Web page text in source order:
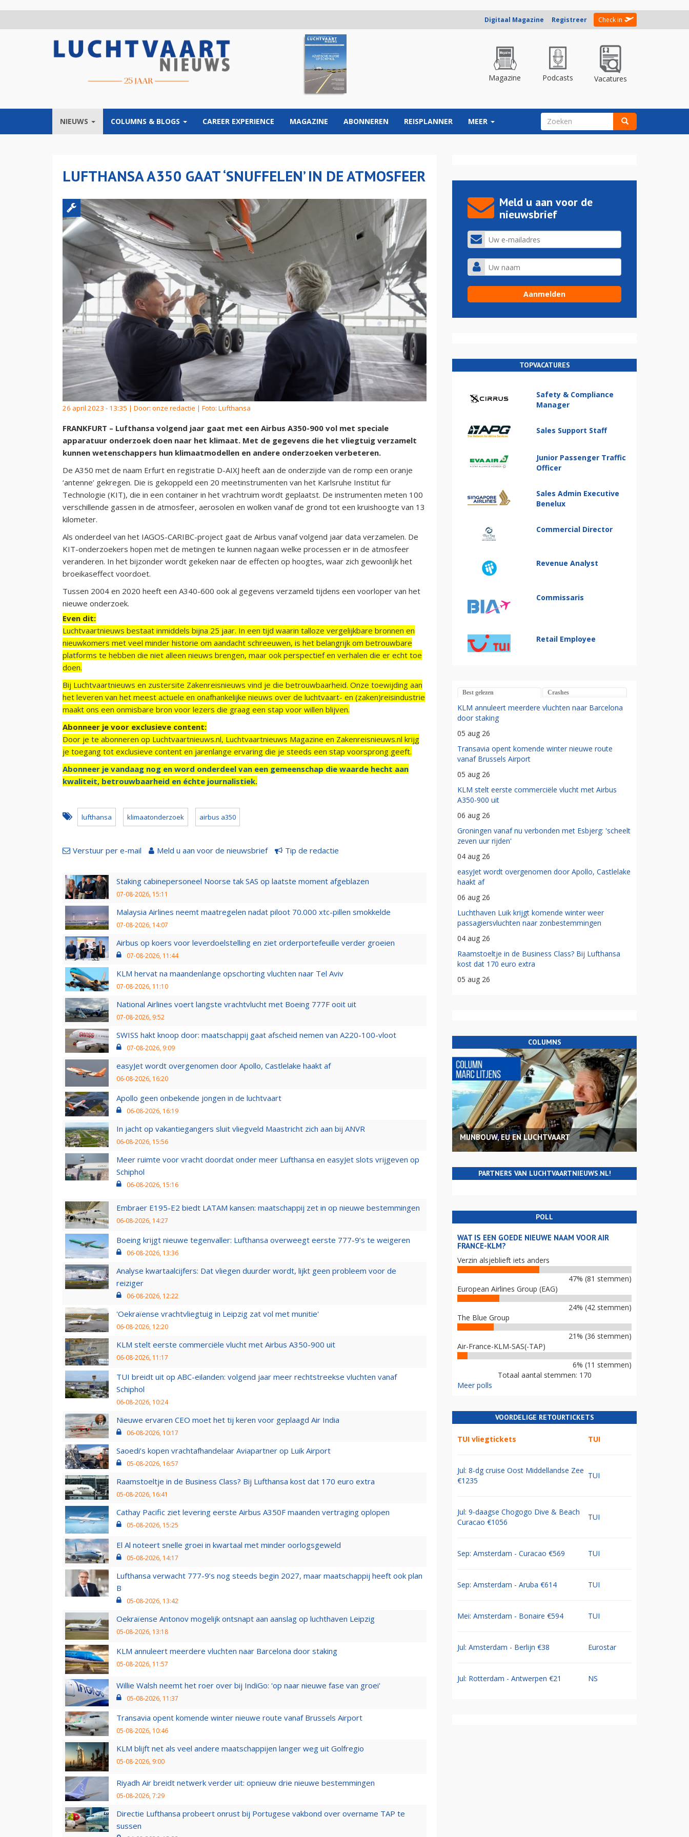
Digitaal Magazine Registreer Check in
Magazine Podcasts Vacatures
NIEUWS COLUMNS & BLOGS CAREER EXPERIENCE MAGAZINE ABONNEREN REISPLANNER MEER ZOEKVELD
LUFTHANSA A350 GAAT ‘SNUFFELEN’ IN DE ATMOSFEER
26 april 2023 - 13:35 | Door: onze redactie | Foto: Lufthansa
FRANKFURT – Lufthansa volgend jaar gaat met een Airbus A350-900 vol met speciale
apparatuur onderzoek doen naar het klimaat. Met de gegevens die het vliegtuig verzamelt
kunnen wetenschappers hun klimaatmodellen en andere onderzoeken verbeteren.
De A350 met de naam Erfurt en registratie D-AIXJ heeft aan de onderzijde van de romp een oranje
‘antenne’ gekregen. Die is gekoppeld een 20 meetinstrumenten van het Karlsruhe Institut für
Technologie (KIT), die in een container in het vrachtruim wordt geplaatst. De instrumenten meten 100
verschillende gassen in de atmosfeer, aerosolen en wolken vanaf de grond tot een kruishoogte van 13
kilometer.
Als onderdeel van het IAGOS-CARIBC-project gaat de Airbus vanaf volgend jaar data verzamelen. De
KIT-onderzoekers hopen met de metingen te kunnen nagaan welke processen er in de atmosfeer
veranderen. In het bijzonder wordt gekeken naar de effecten op hoogtes, waar zich gewoonlijk het
broeikaseffect voordoet.
Tussen 2004 en 2020 heeft een A340-600 ook al gegevens verzameld tijdens een voorloper van het
nieuwe onderzoek.
Even dit:
Luchtvaartnieuws bestaat inmiddels bijna 25 jaar. In een tijd waarin talloze vergelijkbare bronnen en
nieuwkomers met veel minder historie om aandacht schreeuwen, is het belangrijk om betrouwbare
platforms te hebben die niet alleen nieuws brengen, maar ook perspectief en verhalen die er echt toe
doen.
Bij Luchtvaartnieuws en zustersite Zakenreisnieuws vind je die betrouwbaarheid. Onze toewijding aan
het leveren van het meest actuele en onafhankelijke nieuws over de luchtvaart- en (zaken)reisindustrie
maakt ons een onmisbare bron voor lezers die graag een stap voor willen blijven.
Abonneer je voor exclusieve content:
Door je te abonneren op Luchtvaartnieuws.nl, Luchtvaartnieuws Magazine en Zakenreisnieuws.nl krijg
je toegang tot exclusieve content en jarenlange ervaring die je steeds een stap voorsprong geeft.
Abonneer je vandaag nog en word onderdeel van een gemeenschap die waarde hecht aan
kwaliteit, betrouwbaarheid en échte journalistiek.
lufthansa klimaatonderzoek airbus a350
Verstuur per e-mail Meld u aan voor de nieuwsbrief Tip de redactie
Staking cabinepersoneel Noorse tak SAS op laatste moment afgeblazen
07-08-2026, 15:11
Malaysia Airlines neemt maatregelen nadat piloot 70.000 xtc-pillen smokkelde
07-08-2026, 14:07
Airbus op koers voor leverdoelstelling en ziet orderportefeuille verder groeien
07-08-2026, 11:44
KLM hervat na maandenlange opschorting vluchten naar Tel Aviv
07-08-2026, 11:10
National Airlines voert langste vrachtvlucht met Boeing 777F ooit uit
07-08-2026, 9:52
SWISS hakt knoop door: maatschappij gaat afscheid nemen van A220-100-vloot
07-08-2026, 9:09
easyJet wordt overgenomen door Apollo, Castlelake haakt af
06-08-2026, 16:20
Apollo geen onbekende jongen in de luchtvaart
06-08-2026, 16:19
In jacht op vakantiegangers sluit vliegveld Maastricht zich aan bij ANVR
06-08-2026, 15:56
Meer ruimte voor vracht doordat onder meer Lufthansa en easyJet slots vrijgeven op
Schiphol
06-08-2026, 15:16
Embraer E195-E2 biedt LATAM kansen: maatschappij zet in op nieuwe bestemmingen
06-08-2026, 14:27
Boeing krijgt nieuwe tegenvaller: Lufthansa overweegt eerste 777-9’s te weigeren
06-08-2026, 13:36
Analyse kwartaalcijfers: Dat vliegen duurder wordt, lijkt geen probleem voor de
reiziger
06-08-2026, 12:22
'Oekraïense vrachtvliegtuig in Leipzig zat vol met munitie'
06-08-2026, 12:20
KLM stelt eerste commerciële vlucht met Airbus A350-900 uit
06-08-2026, 11:17
TUI breidt uit op ABC-eilanden: volgend jaar meer rechtstreekse vluchten vanaf
Schiphol
06-08-2026, 10:24
Nieuwe ervaren CEO moet het tij keren voor geplaagd Air India
06-08-2026, 10:17
Saoedi’s kopen vrachtafhandelaar Aviapartner op Luik Airport
05-08-2026, 16:57
Raamstoeltje in de Business Class? Bij Lufthansa kost dat 170 euro extra
05-08-2026, 16:41
Cathay Pacific ziet levering eerste Airbus A350F maanden vertraging oplopen
05-08-2026, 15:25
El Al noteert snelle groei in kwartaal met minder oorlogsgeweld
05-08-2026, 14:17
Lufthansa verwacht 777-9’s nog steeds begin 2027, maar maatschappij heeft ook plan
B
05-08-2026, 13:42
Oekraïense Antonov mogelijk ontsnapt aan aanslag op luchthaven Leipzig
05-08-2026, 13:18
KLM annuleert meerdere vluchten naar Barcelona door staking
05-08-2026, 11:57
Willie Walsh neemt het roer over bij IndiGo: 'op naar nieuwe fase van groei'
05-08-2026, 11:37
Transavia opent komende winter nieuwe route vanaf Brussels Airport
05-08-2026, 10:46
KLM blijft net als veel andere maatschappijen langer weg uit Golfregio
05-08-2026, 9:00
Riyadh Air breidt netwerk verder uit: opnieuw drie nieuwe bestemmingen
05-08-2026, 7:29
Directie Lufthansa probeert onrust bij Portugese vakbond over overname TAP te
sussen
Meld u aan voor de
nieuwsbrief
TOPVACATURES
Safety & Compliance
Manager
Sales Support Staff
Junior Passenger Traffic
Officer
Sales Admin Executive
Benelux
Commercial Director
Revenue Analyst
Commissaris
Retail Employee
Best gelezen Crashes
KLM annuleert meerdere vluchten naar Barcelona
door staking
05 aug 26
Transavia opent komende winter nieuwe route
vanaf Brussels Airport
05 aug 26
KLM stelt eerste commerciële vlucht met Airbus
A350-900 uit
06 aug 26
Groningen vanaf nu verbonden met Esbjerg: 'scheelt
zeven uur rijden'
04 aug 26
easyJet wordt overgenomen door Apollo, Castlelake
haakt af
06 aug 26
Luchthaven Luik krijgt komende winter weer
passagiersvluchten naar zonbestemmingen
04 aug 26
Raamstoeltje in de Business Class? Bij Lufthansa
kost dat 170 euro extra
05 aug 26
COLUMNS
MIJNBOUW, EU EN LUCHTVAART
PARTNERS VAN LUCHTVAARTNIEUWS.NL!
POLL
WAT IS EEN GOEDE NIEUWE NAAM VOOR AIR
FRANCE-KLM?
Verzin alsjeblieft iets anders
47% (81 stemmen)
European Airlines Group (EAG)
24% (42 stemmen)
The Blue Group
21% (36 stemmen)
Air-France-KLM-SAS(-TAP)
6% (11 stemmen)
Totaal aantal stemmen: 170
Meer polls
VOORDELIGE RETOURTICKETS
TUI vliegtickets TUI
Jul: 8-dg cruise Oost Middellandse Zee
€1235
TUI
Jul: 9-daagse Chogogo Dive & Beach
Curacao €1056
TUI
Sep: Amsterdam - Curacao €569 TUI
Sep: Amsterdam - Aruba €614 TUI
Mei: Amsterdam - Bonaire €594 TUI
Jul: Amsterdam - Berlijn €38 Eurostar
Jul: Rotterdam - Antwerpen €21 NS